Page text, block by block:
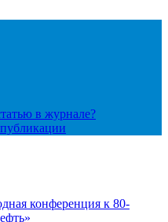
в журнале?
конференция к 80-